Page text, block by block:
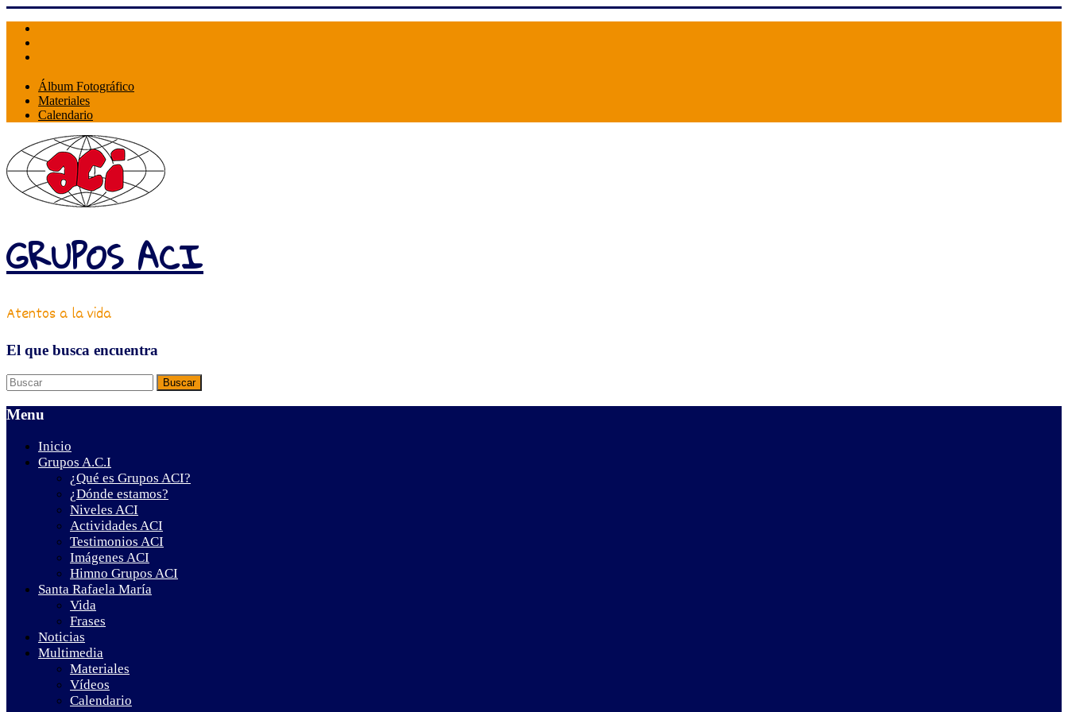
content
Álbum Fotográfico
Materiales
Calendario
GRUPOS ACI
Atentos a la vida
El que busca encuentra
Menu
Inicio
Grupos A.C.I
¿Qué es Grupos ACI?
¿Dónde estamos?
Niveles ACI
Actividades ACI
Testimonios ACI
Imágenes ACI
Himno Grupos ACI
Santa Rafaela María
Vida
Frases
Noticias
Multimedia
Materiales
Vídeos
Calendario